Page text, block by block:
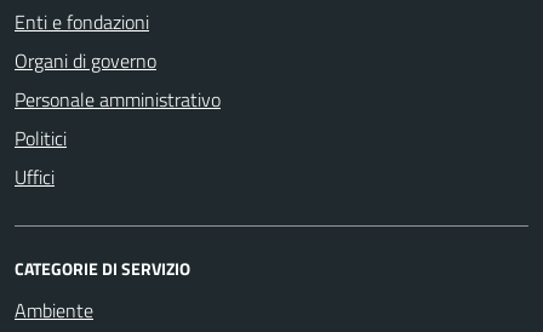
Enti e fondazioni
Organi di governo
Personale amministrativo
Politici
Uffici
CATEGORIE DI SERVIZIO
Ambiente